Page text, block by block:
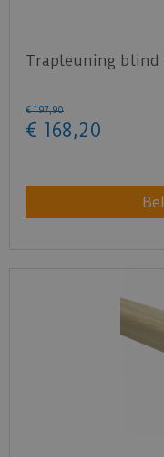
Trapleuning blind
€ 197,90
€ 168,20